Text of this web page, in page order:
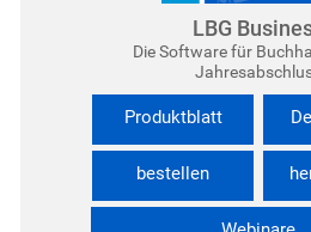
LBG
Die Software für
Produktblatt
bestellen